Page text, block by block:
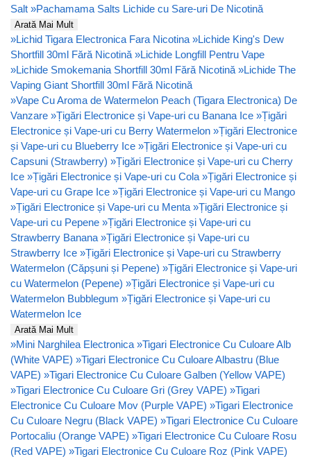
Salt »Pachamama Salts Lichide cu Sare-uri De Nicotină
Arată Mai Mult
»Lichid Tigara Electronica Fara Nicotina »Lichide King's Dew
Shortfill 30ml Fără Nicotină »Lichide Longfill Pentru Vape
»Lichide Smokemania Shortfill 30ml Fără Nicotină »Lichide The
Vaping Giant Shortfill 30ml Fără Nicotină
»Vape Cu Aroma de Watermelon Peach (Tigara Electronica) De
Vanzare »Țigări Electronice și Vape-uri cu Banana Ice »Țigări
Electronice și Vape-uri cu Berry Watermelon »Țigări Electronice
și Vape-uri cu Blueberry Ice »Țigări Electronice și Vape-uri cu
Capsuni (Strawberry) »Țigări Electronice și Vape-uri cu Cherry
Ice »Țigări Electronice și Vape-uri cu Cola »Țigări Electronice și
Vape-uri cu Grape Ice »Țigări Electronice și Vape-uri cu Mango
»Țigări Electronice și Vape-uri cu Menta »Țigări Electronice și
Vape-uri cu Pepene »Țigări Electronice și Vape-uri cu
Strawberry Banana »Țigări Electronice și Vape-uri cu
Strawberry Ice »Țigări Electronice și Vape-uri cu Strawberry
Watermelon (Căpșuni și Pepene) »Țigări Electronice și Vape-uri
cu Watermelon (Pepene) »Țigări Electronice și Vape-uri cu
Watermelon Bubblegum »Țigări Electronice și Vape-uri cu
Watermelon Ice
Arată Mai Mult
»Mini Narghilea Electronica »Tigari Electronice Cu Culoare Alb
(White VAPE) »Tigari Electronice Cu Culoare Albastru (Blue
VAPE) »Tigari Electronice Cu Culoare Galben (Yellow VAPE)
»Tigari Electronice Cu Culoare Gri (Grey VAPE) »Tigari
Electronice Cu Culoare Mov (Purple VAPE) »Tigari Electronice
Cu Culoare Negru (Black VAPE) »Tigari Electronice Cu Culoare
Portocaliu (Orange VAPE) »Tigari Electronice Cu Culoare Rosu
(Red VAPE) »Tigari Electronice Cu Culoare Roz (Pink VAPE)